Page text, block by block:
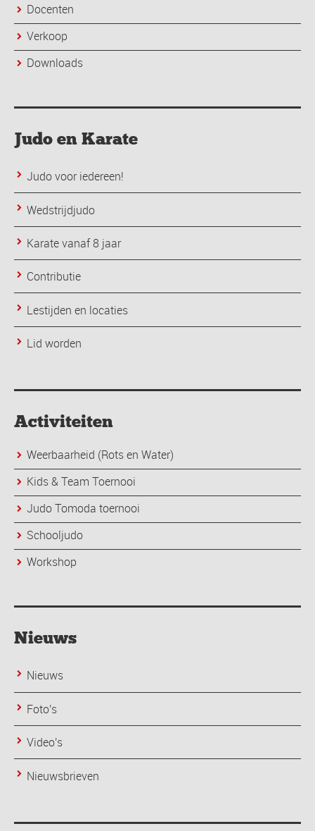
Docenten
Verkoop
Downloads
Judo en Karate
Judo voor iedereen!
Wedstrijdjudo
Karate vanaf 8 jaar
Contributie
Lestijden en locaties
Lid worden
Activiteiten
Weerbaarheid (Rots en Water)
Kids & Team Toernooi
Judo Tomoda toernooi
Schooljudo
Workshop
Nieuws
Nieuws
Foto's
Video's
Nieuwsbrieven